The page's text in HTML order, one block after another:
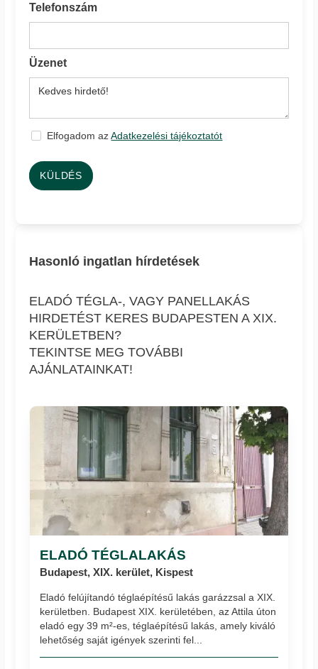
Telefonszám
Üzenet
Elfogadom azAdatkezelési tájékoztatót
KÜLDÉS
Hasonló ingatlan hírdetések
ELADÓ TÉGLA-, VAGY PANELLAKÁS
HIRDETÉST KERES BUDAPESTEN A XIX.
KERÜLETBEN?
TEKINTSE MEG TOVÁBBI
AJÁNLATAINKAT!
ELADÓ TÉGLALAKÁS
Budapest, XIX. kerület, Kispest
Eladó felújítandó téglaépítésű lakás garázzsal a XIX.
kerületben. Budapest XIX. kerületében, az Attila úton
eladó egy 39 m²-es, téglaépítésű lakás, amely kiváló
lehetőség saját igények szerinti fel...